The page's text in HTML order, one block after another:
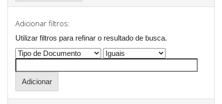
Adicionar filtros:
Utilizar filtros para refinar o resultado de busca.